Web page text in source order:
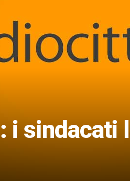
i sindacati